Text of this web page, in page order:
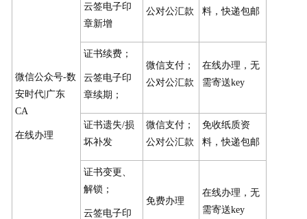
微信公众号-数
安时代|广东
CA
在线办理
云签电子印
章新增
公对公汇款
料，快递包邮
证书续费；
云签电子印
章续期；
微信支付；
公对公汇款
在线办理，无
需寄送key
证书遗失/损
坏补发
微信支付；
公对公汇款
免收纸质资
料，快递包邮
证书变更、
解锁；
云签电子印
免费办理
在线办理，无
需寄送key